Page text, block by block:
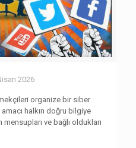
2026
organize bir siber
amacı halkın doğru bilgiye
ve bağlı oldukları